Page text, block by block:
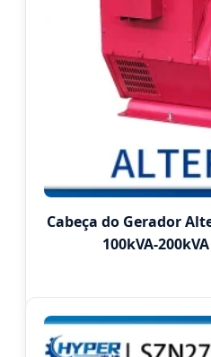
Cabeça do Gerador
100kVA-